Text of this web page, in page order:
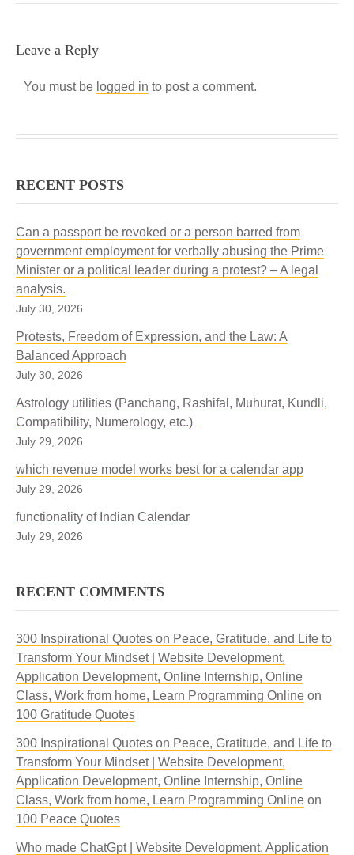
Leave a Reply
You must be logged in to post a comment.
RECENT POSTS
Can a passport be revoked or a person barred from
government employment for verbally abusing the Prime
Minister or a political leader during a protest? – A legal
analysis.
July 30, 2026
Protests, Freedom of Expression, and the Law: A
Balanced Approach
July 30, 2026
Astrology utilities (Panchang, Rashifal, Muhurat, Kundli,
Compatibility, Numerology, etc.)
July 29, 2026
which revenue model works best for a calendar app
July 29, 2026
functionality of Indian Calendar
July 29, 2026
RECENT COMMENTS
300 Inspirational Quotes on Peace, Gratitude, and Life to
Transform Your Mindset | Website Development,
Application Development, Online Internship, Online
Class, Work from home, Learn Programming Online on
100 Gratitude Quotes
300 Inspirational Quotes on Peace, Gratitude, and Life to
Transform Your Mindset | Website Development,
Application Development, Online Internship, Online
Class, Work from home, Learn Programming Online on
100 Peace Quotes
Who made ChatGpt | Website Development, Application